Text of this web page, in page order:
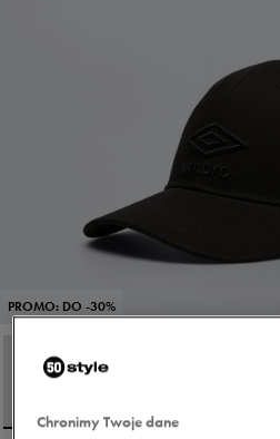
PROMO: DO -30%
Chronimy Twoje dane